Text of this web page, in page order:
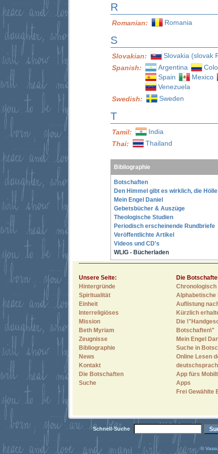
R
Romanian: Romania
S
Slovakian:
Slovakia (slovak
Spanish:
Argentina
Spain
Mexico
Venezuela
Swedish:
Sweden
T
Tamil:
India
Thai:
Thailand
Bibliographie
Botschaften
Den Himmel gibt es wirklich, die
Mein Engel Daniel
Gebetsbücher & Auszüge
Theologische Studien
Periodisch erscheinende Rundbriefe
Veröffentlichte Artikel
Videos und CD's
WLIG - Bücherladen
Unsere Seite:
Hintergründe
Spiritualität
Einheit
Interreligiöses
Mission
Beth Myriam
Zeugnisse
Bibliographie
News
Kontakt
Die Botschaften
Suche
Die
Alphabetische
Auflistung
Kürzlich
Die
Botschaften\"
Mein Engel
Suche in
Online Lesen
App fürs
Apps
Frei Gewählte
Schnell-Suche
©